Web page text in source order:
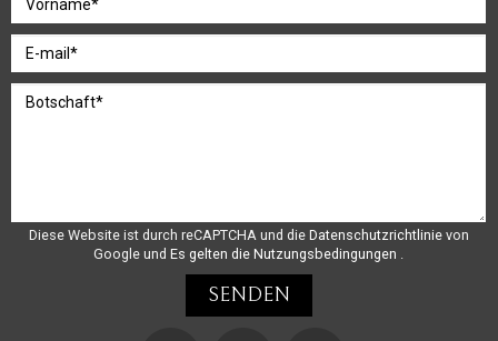
Diese Website ist durch reCAPTCHA und die Datenschutzrichtlinie von
Google und Es gelten die Nutzungsbedingungen .